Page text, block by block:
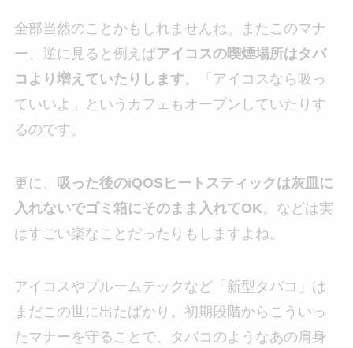
全部当然のことかもしれませんね。またこのマナ
ー、逆に見ると例えばアイコスの喫煙場所はタバ
コより増えていたりします。「アイコスなら吸っ
ていいよ」というカフェもオープンしていたりす
るのです。
更に、
吸った後のiQOSヒートスティックは灰皿に
入れないでゴミ箱にそのまま入れてOK。などは実
はすごい楽なことだったりもしますよね。
アイコスやプルームテックなど「新型タバコ」は
まだこの世に出たばかり。初期段階からこういっ
たマナーを守ることで、タバコのようなあの肩身